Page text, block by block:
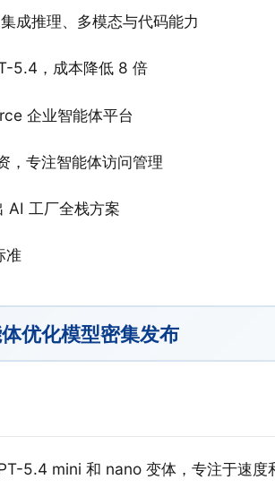
成推理、多模态与代码能力
5.4，成本降低 8 倍
企业智能体平台
，专注智能体访问管理
工厂全栈方案
准
优化模型密集发布
5.4 mini 和 nano 变体，专注于速度